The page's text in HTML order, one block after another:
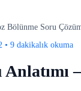
Bölünme Soru
• 9 dakikalık okuma